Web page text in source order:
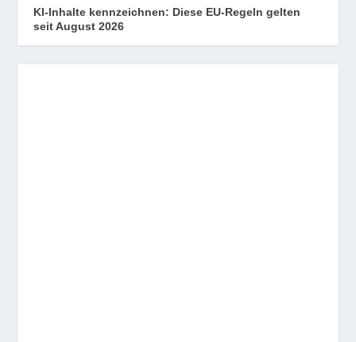
KI-Inhalte kennzeichnen: Diese EU-Regeln gelten
seit August 2026